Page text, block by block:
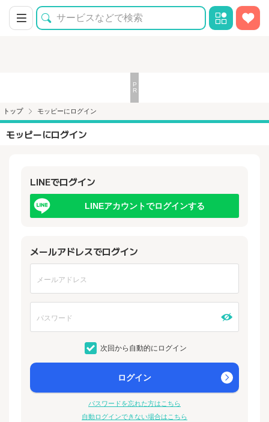
トップ モッピーにログイン
モッピーにログイン
LINEでログイン
LINEアカウントでログインする
メールアドレスでログイン
次回から自動的にログイン
ログイン
パスワードを忘れた方はこちら
自動ログインできない場合はこちら